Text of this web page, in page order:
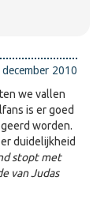
2010
we vallen
is er goed
worden.
duidelijkheid
stopt met
van Judas